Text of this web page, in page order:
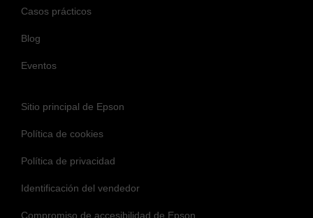
Casos prácticos
Blog
Eventos
Sitio principal de Epson
Política de cookies
Política de privacidad
Identificación del vendedor
Compromiso de accesibilidad de Epson